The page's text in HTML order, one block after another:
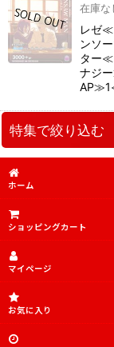
在庫な
レゼ
ンソ
ター
ナジ
特集で絞り込む
傷あり特価品
傷あり特価品SR
PSA10.9
デッキ販売
TORECARDSコラボデッキ
アイドルマスター シンデ
ホーム
ショッピングカート
マイページ
お気に入り